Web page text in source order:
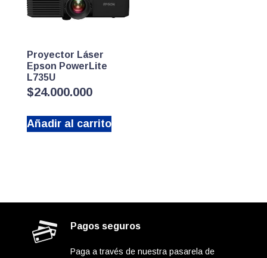
Proyector Láser
Epson PowerLite
L735U
$24.000.000
Añadir al carrito
Pagos seguros
Paga a través de nuestra pasarela de